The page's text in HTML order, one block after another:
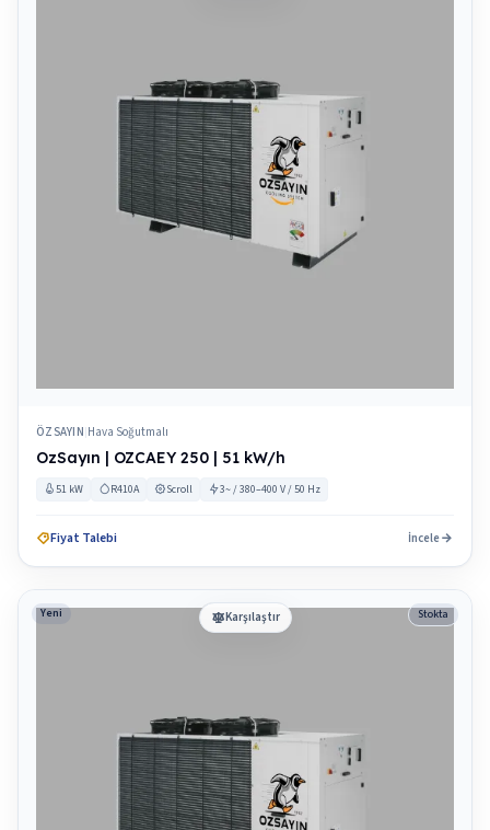
ÖZSAYIN|Hava Soğutmalı
OzSayın | OZCAEY 250 | 51 kW/h
51 kW R410A Scroll 3~ / 380–400 V / 50 Hz
Fiyat Talebi İncele
Karşılaştır
Yeni Stokta